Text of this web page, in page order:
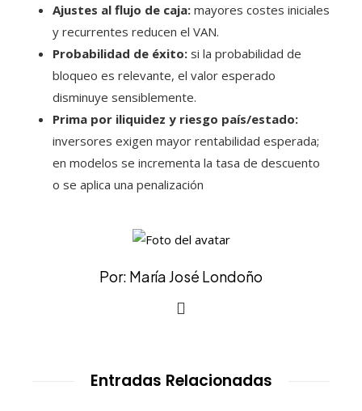
Ajustes al flujo de caja: mayores costes iniciales
y recurrentes reducen el VAN.
Probabilidad de éxito: si la probabilidad de
bloqueo es relevante, el valor esperado
disminuye sensiblemente.
Prima por iliquidez y riesgo país/estado:
inversores exigen mayor rentabilidad esperada;
en modelos se incrementa la tasa de descuento
o se aplica una penalización
Por: María José Londoño
Entradas Relacionadas